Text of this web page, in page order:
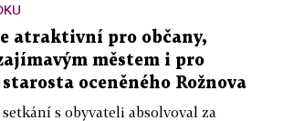
atraktivní pro občany,
městem i pro
oceněného Rožnova
s obyvateli absolvoval za